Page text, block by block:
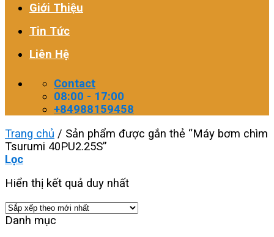
Giới Thiệu
Tin Tức
Liên Hệ
Contact
08:00 - 17:00
+84988159458
Trang chủ / Sản phẩm được gắn thẻ “Máy bơm chìm
Tsurumi 40PU2.25S”
Lọc
Hiển thị kết quả duy nhất
Danh mục